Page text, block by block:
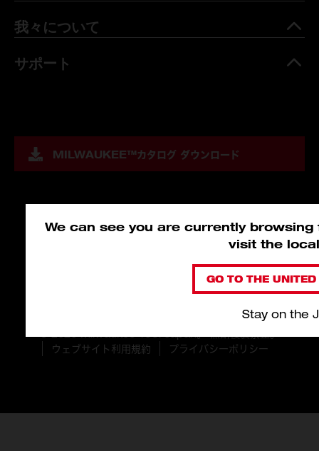
We can see you are currently
visit the
GO TO THE
Stay on the
我々について
サポート
MILWAUKEE™カタログ ダウンロード
© 2026 Milwaukee Tool Japan。 無断複製禁止。
ウェブサイト利用規約
プライバシーポリシー